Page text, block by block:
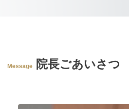
Message 院長ごあいさつ